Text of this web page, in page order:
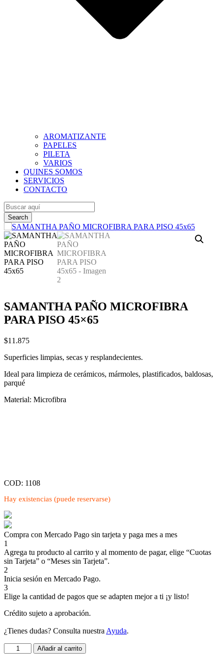
AROMATIZANTE
PAPELES
PILETA
VARIOS
QUINES SOMOS
SERVICIOS
CONTACTO
Search
SAMANTHA PAÑO MICROFIBRA
PARA PISO 45×65
$11.875
Superficies limpias, secas y resplandecientes.
Ideal para limpieza de cerámicos, mármoles, plastificados, baldosas,
parqué
Material: Microfibra
COD: 1108
Hay existencias (puede reservarse)
Compra con Mercado Pago sin tarjeta y paga mes a mes
1
Agrega tu producto al carrito y al momento de pagar, elige “Cuotas
sin Tarjeta” o “Meses sin Tarjeta”.
2
Inicia sesión en Mercado Pago.
3
Elige la cantidad de pagos que se adapten mejor a ti ¡y listo!
Crédito sujeto a aprobación.
¿Tienes dudas? Consulta nuestra Ayuda.
SAMANTHA
PAÑO
Añadir al carrito